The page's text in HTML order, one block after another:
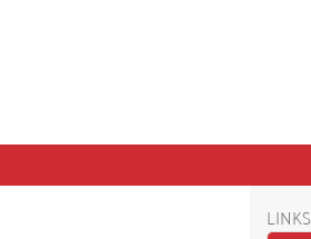
LINKS